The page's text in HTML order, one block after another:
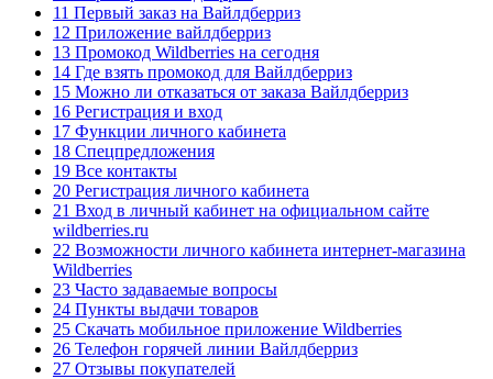
11 Первый заказ на Вайлдберриз
12 Приложение вайлдберриз
13 Промокод Wildberries на сегодня
14 Где взять промокод для Вайлдберриз
15 Можно ли отказаться от заказа Вайлдберриз
16 Регистрация и вход
17 Функции личного кабинета
18 Спецпредложения
19 Все контакты
20 Регистрация личного кабинета
21 Вход в личный кабинет на официальном сайте
wildberries.ru
22 Возможности личного кабинета интернет-магазина
Wildberries
23 Часто задаваемые вопросы
24 Пункты выдачи товаров
25 Скачать мобильное приложение Wildberries
26 Телефон горячей линии Вайлдберриз
27 Отзывы покупателей